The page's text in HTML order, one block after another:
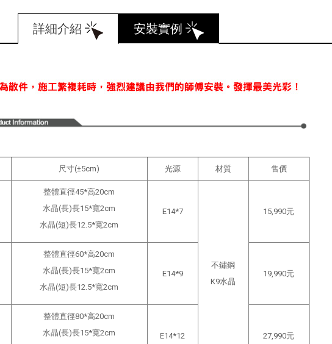
詳細介紹 安裝實例
尺寸(±5cm) 光源 材質 售價
整體直徑45*高20cm
水晶(長)長15*寬2cm
水晶(短)長12.5*寬2cm
E14*7
不鏽鋼
K9水晶
15,990元
整體直徑60*高20cm
水晶(長)長15*寬2cm
水晶(短)長12.5*寬2cm
E14*9 19,990元
整體直徑80*高20cm
水晶(長)長15*寬2cm
E14*12 27,990元